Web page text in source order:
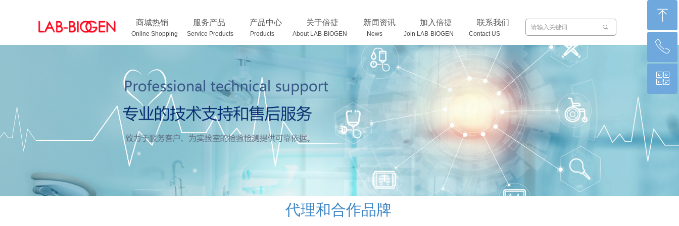
商城热销 服务产品 产品中心 关于倍捷 新闻资讯 加入倍捷 联系我们
끠
Online Shopping Service Products Products About LAB-BIOGEN News Join LAB-BIOGEN Contact US
代理和合作品牌
ꁸ
回到顶部
ꂅ
0871-65011066
ꀥ